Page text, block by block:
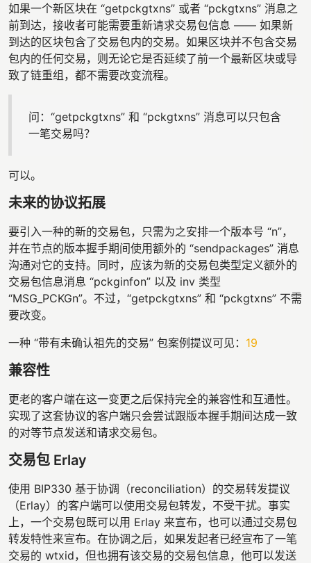
如果一个新区块在 “getpckgtxns” 或者 “pckgtxns” 消息之
前到达，接收者可能需要重新请求交易包信息 —— 如果新
到达的区块包含了交易包内的交易。如果区块并不包含交易
包内的任何交易，则无论它是否延续了前一个最新区块或导
致了链重组，都不需要改变流程。
问：“getpckgtxns” 和 “pckgtxns” 消息可以只包含
一笔交易吗？
可以。
未来的协议拓展
要引入一种的新的交易包，只需为之安排一个版本号 “n”，
并在节点的版本握手期间使用额外的 “sendpackages” 消息
沟通对它的支持。同时，应该为新的交易包类型定义额外的
交易包信息消息 “pckginfon” 以及 inv 类型
“MSG_PCKGn”。不过，“getpckgtxns” 和 “pckgtxns” 不需
要改变。
一种 “带有未确认祖先的交易” 包案例提议可见： 19
兼容性
更老的客户端在这一变更之后保持完全的兼容性和互通性。
实现了这套协议的客户端只会尝试跟版本握手期间达成一致
的对等节点发送和请求交易包。
交易包 Erlay
使用 BIP330 基于协调（reconciliation）的交易转发提议
（Erlay）的客户端可以使用交易包转发，不受干扰。事实
上，一个交易包既可以用 Erlay 来宣布，也可以通过交易包
转发特性来宣布。在协调之后，如果发起者已经宣布了一笔
交易的 wtxid，但也拥有该交易的交易包信息，他可以发送